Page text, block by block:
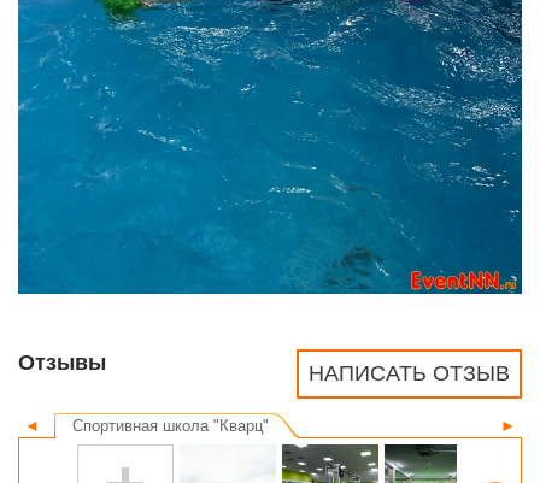
НАПИСАТЬ ОТЗЫВ
Отзывы
◄ ►
Спортивная школа "Кварц"